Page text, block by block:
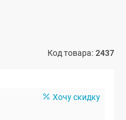
Код товара: 2437
Хочу скидку